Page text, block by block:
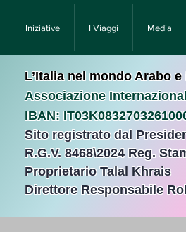
Iniziative I Viaggi Media
L’Italia nel mondo Arabo
Associazione
IBAN:
Sito registrato dal
R.G.V. 8468\2024 Reg.
Proprietario Talal Khrais
Direttore Responsabile